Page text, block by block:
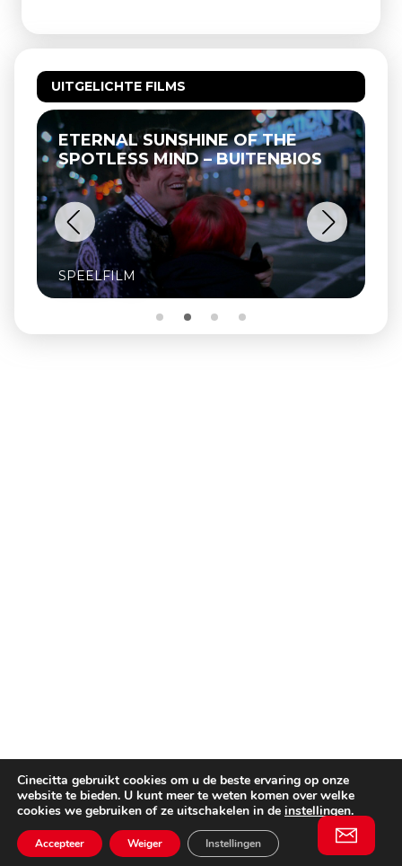
UITGELICHTE FILMS
ETERNAL SUNSHINE OF THE
SPOTLESS MIND – BUITENBIOS
SPEELFILM
Cinecitta gebruikt cookies om u de beste ervaring op onze
website te bieden. U kunt meer te weten komen over welke
cookies we gebruiken of ze uitschakelen in de instellingen.
Accepteer Weiger Instellingen